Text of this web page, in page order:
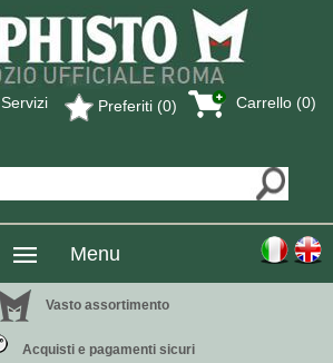
Carrello (0)
Preferiti (0)
Servizi
Menu
Vasto assortimento
Acquisti e pagamenti sicuri